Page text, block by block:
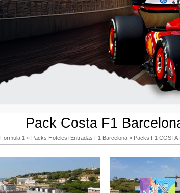
Pack Costa F1
1 » Packs Hoteles+Entradas F1 Barcelona » Packs F1 COSTA